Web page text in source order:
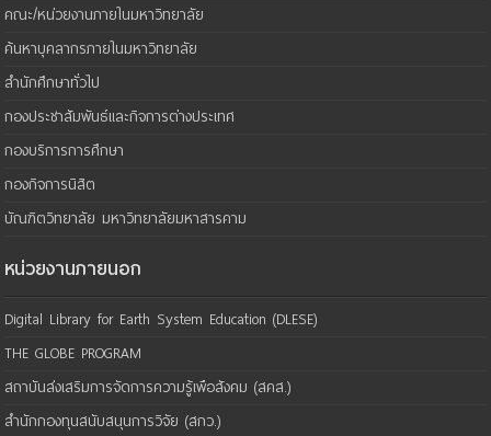
คณะ/หน่วยงานภายในมหาวิทยาลัย
ค้นหาบุคลากรภายในมหาวิทยาลัย
สำนักศึกษาทั่วไป
กองประชาสัมพันธ์และกิจการต่างประเทศ
กองบริการการศึกษา
กองกิจการนิสิต
บัณฑิตวิทยาลัย มหาวิทยาลัยมหาสารคาม
หน่วยงานภายนอก
Digital Library for Earth System Education (DLESE)
THE GLOBE PROGRAM
สถาบันส่งเสริมการจัดการความรู้เพือสังคม (สคส.)
สำนักกองทุนสนับสนุนการวิจัย (สกว.)